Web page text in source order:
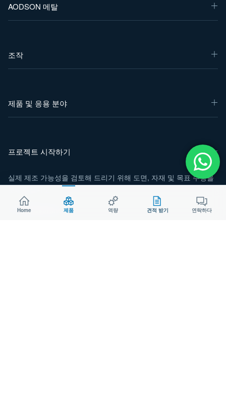
AODSON 메탈
조작
제품 및 응용 분야
프로젝트 시작하기
실제 제조 가능성을 검토해 드리기 위해 도면, 자재 및 목표 수량을
위챗:Aodsoninc
Home 제품 역량 견적 받기 연락하다